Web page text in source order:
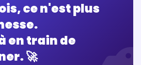
ce n'est plus
en train de
🚀